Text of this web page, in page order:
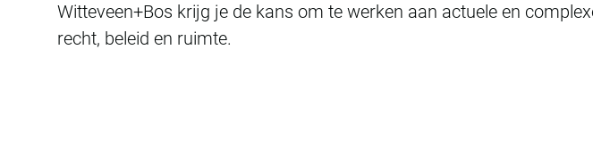
Witteveen+Bos krijg je de kans om te werken aan actuele en
recht, beleid en ruimte.